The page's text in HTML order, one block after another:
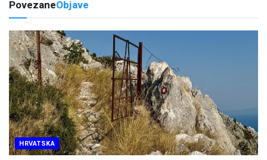
PovezaneObjave
HRVATSKA